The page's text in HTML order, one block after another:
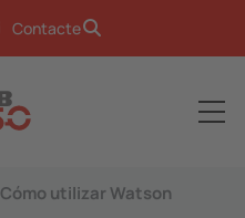
Contacte
utilizar Watson